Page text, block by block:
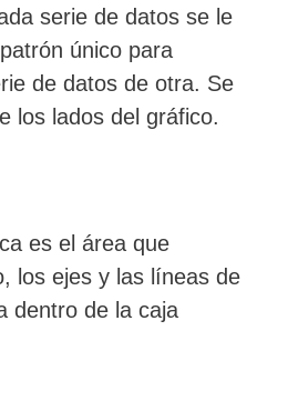
serie de datos se le
único para
de datos de otra. Se
los lados del gráfico.
es el área que
los ejes y las líneas de
dentro de la caja